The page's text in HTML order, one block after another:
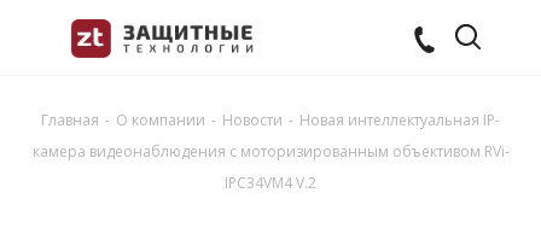
Главная - О компании - Новости - Новая интеллектуальная IP-
камера видеонаблюдения с моторизированным объективом RVi-
IPC34VM4 V.2